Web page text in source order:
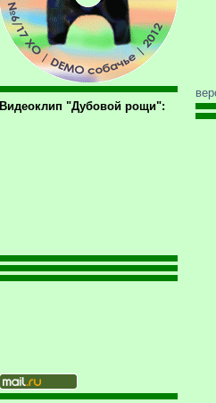
Видеоклип "Дубовой рощи":